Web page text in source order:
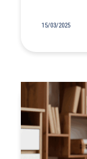
15/03/2025